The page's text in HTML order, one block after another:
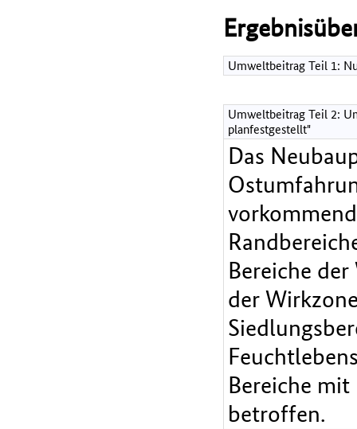
Umweltbeitrag Teil 1:
Umweltbeitrag Teil 2:
planfestgestellt"
Das
Bereiche
der
Bereiche
betroffen.